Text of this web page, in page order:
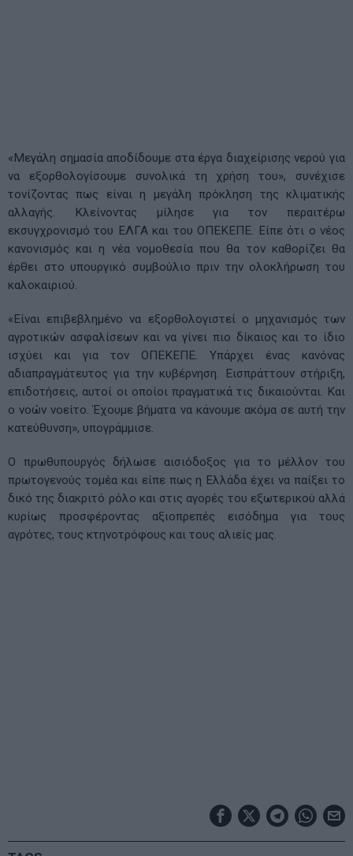
«Μεγάλη σημασία αποδίδουμε στα έργα διαχείρισης νερού για
να εξορθολογίσουμε συνολικά τη χρήση του», συνέχισε
τονίζοντας πως είναι η μεγάλη πρόκληση της κλιματικής
αλλαγής. Κλείνοντας μίλησε για τον περαιτέρω
εκσυγχρονισμό του ΕΛΓΑ και του ΟΠΕΚΕΠΕ. Είπε ότι ο νέος
κανονισμός και η νέα νομοθεσία που θα τον καθορίζει θα
έρθει στο υπουργικό συμβούλιο πριν την ολοκλήρωση του
καλοκαιριού.
«Είναι επιβεβλημένο να εξορθολογιστεί ο μηχανισμός των
αγροτικών ασφαλίσεων και να γίνει πιο δίκαιος και το ίδιο
ισχύει και για τον ΟΠΕΚΕΠΕ. Υπάρχει ένας κανόνας
αδιαπραγμάτευτος για την κυβέρνηση. Εισπράττουν στήριξη,
επιδοτήσεις, αυτοί οι οποίοι πραγματικά τις δικαιούνται. Και
ο νοών νοείτο. Έχουμε βήματα να κάνουμε ακόμα σε αυτή την
κατεύθυνση», υπογράμμισε.
Ο πρωθυπουργός δήλωσε αισιόδοξος για το μέλλον του
πρωτογενούς τομέα και είπε πως η Ελλάδα έχει να παίξει το
δικό της διακριτό ρόλο και στις αγορές του εξωτερικού αλλά
κυρίως προσφέροντας αξιοπρεπές εισόδημα για τους
αγρότες, τους κτηνοτρόφους και τους αλιείς μας.